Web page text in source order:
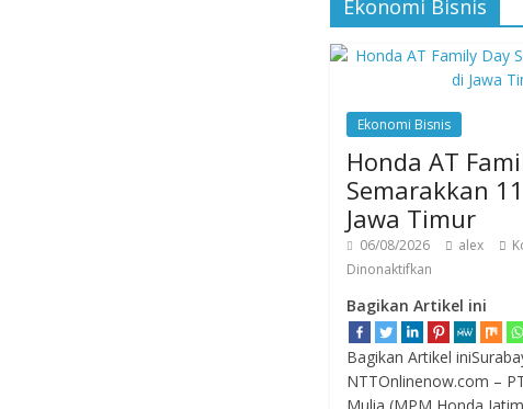
Ekonomi Bisnis
Ekonomi Bisnis
Honda AT
Semarakkan
Jawa Timur
06/08/2026 alex
Dinonaktifkan
Bagikan Artikel ini
Bagikan Artikel
NTTOnlinenow.com –